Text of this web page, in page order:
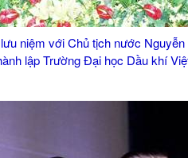
niệm với Chủ tịch nước
lập Trường Đại học Dầu khí